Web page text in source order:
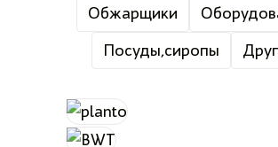
Обжарщики
Посуды,сиропы